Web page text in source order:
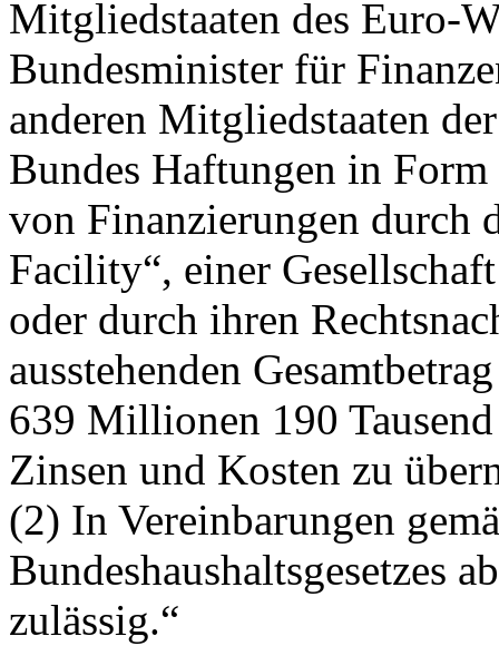
Mitgliedstaaten des Euro-
Bundesminister für
anderen Mitgliedstaaten
Bundes Haftungen in
von Finanzierungen durch
Facility“, einer
oder durch ihren
ausstehenden
639 Millionen 190
Zinsen und Kosten zu
(2) In Vereinbarungen
Bundeshaushaltsgesetzes
zulässig.“